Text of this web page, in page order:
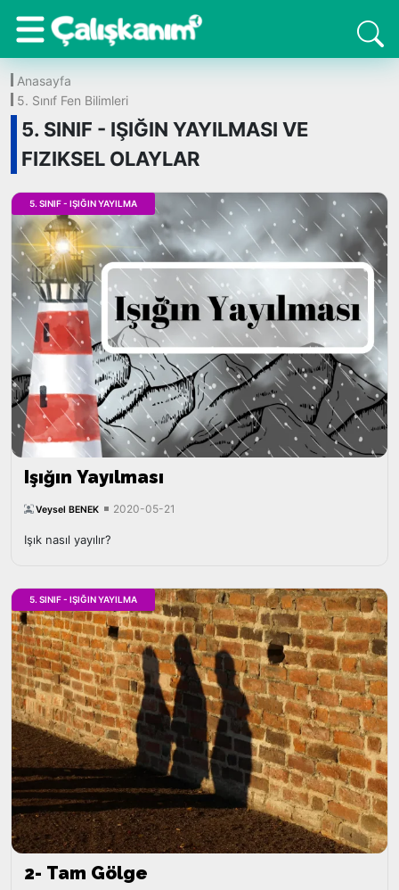
Anasayfa
5. Sınıf Fen Bilimleri
5. SINIF - IŞIĞIN YAYILMASI VE
FIZIKSEL OLAYLAR
Işığın Yayılması
Veysel BENEK 2020-05-21
Işık nasıl yayılır?
5. SINIF - IŞIĞIN YAYILMA
2- Tam Gölge
5. SINIF - IŞIĞIN YAYILMA